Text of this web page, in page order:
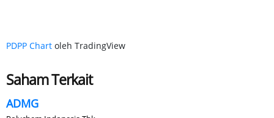
PDPP Chart oleh TradingView
Saham Terkait
ADMG